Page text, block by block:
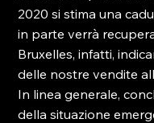
2020 si stima una
in parte verrà
Bruxelles, infatti,
delle nostre vendite
In linea generale,
della situazione